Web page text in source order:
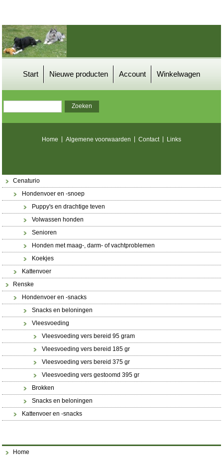
Start Nieuwe producten Account Winkelwagen
Home Algemene voorwaarden Contact Links
Cenaturio
Hondenvoer en -snoep
Puppy's en drachtige teven
Volwassen honden
Senioren
Honden met maag-, darm- of vachtproblemen
Koekjes
Kattenvoer
Renske
Hondenvoer en -snacks
Snacks en beloningen
Vleesvoeding
Vleesvoeding vers bereid 95 gram
Vleesvoeding vers bereid 185 gr
Vleesvoeding vers bereid 375 gr
Vleesvoeding vers gestoomd 395 gr
Brokken
Snacks en beloningen
Kattenvoer en -snacks
Home